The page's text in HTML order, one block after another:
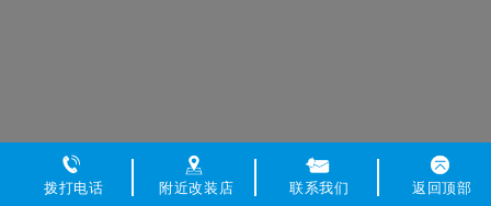
拨打电话 附近改装店 联系我们 返回顶部